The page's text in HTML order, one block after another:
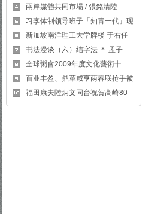
兩岸媒體共同市場 / 張銘清陸
习李体制领导班子「知青一代」现
新加坡南洋理工大学牌楼 于右任
书法漫谈（六）结字法 ＊ 孟子
全球粥會2009年度文化藝術十
百业丰盈、鼎革咸亨两春联抢手被
福田康夫陸炳文同台祝賀高崎80